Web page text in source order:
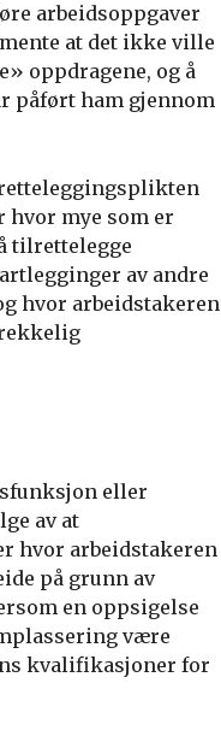
arbeidsoppgaver
at det ikke ville
oppdragene, og å
påført ham gjennom
hvor mye som er
tilrettelegge
av andre
hvor arbeidstakeren
eller
av at
hvor arbeidstakeren
på grunn av
en oppsigelse
være
kvalifikasjoner for